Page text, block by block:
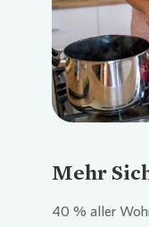
Mehr
40 % aller